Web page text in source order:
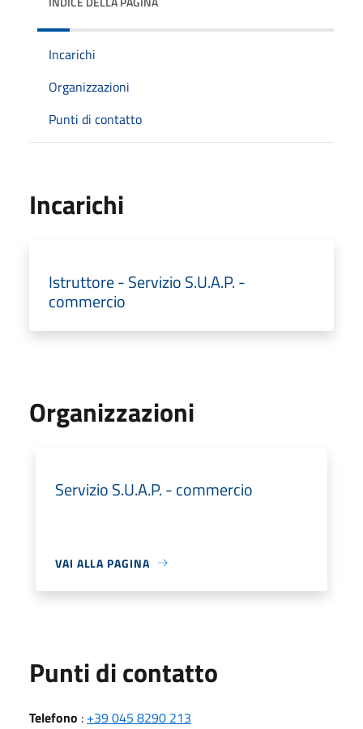
Incarichi
Organizzazioni
Punti di contatto
Incarichi
Istruttore - Servizio S.U.A.P. -
commercio
Organizzazioni
Servizio S.U.A.P. - commercio
VAI ALLA PAGINA
Punti di contatto
Telefono : +39 045 8290 213